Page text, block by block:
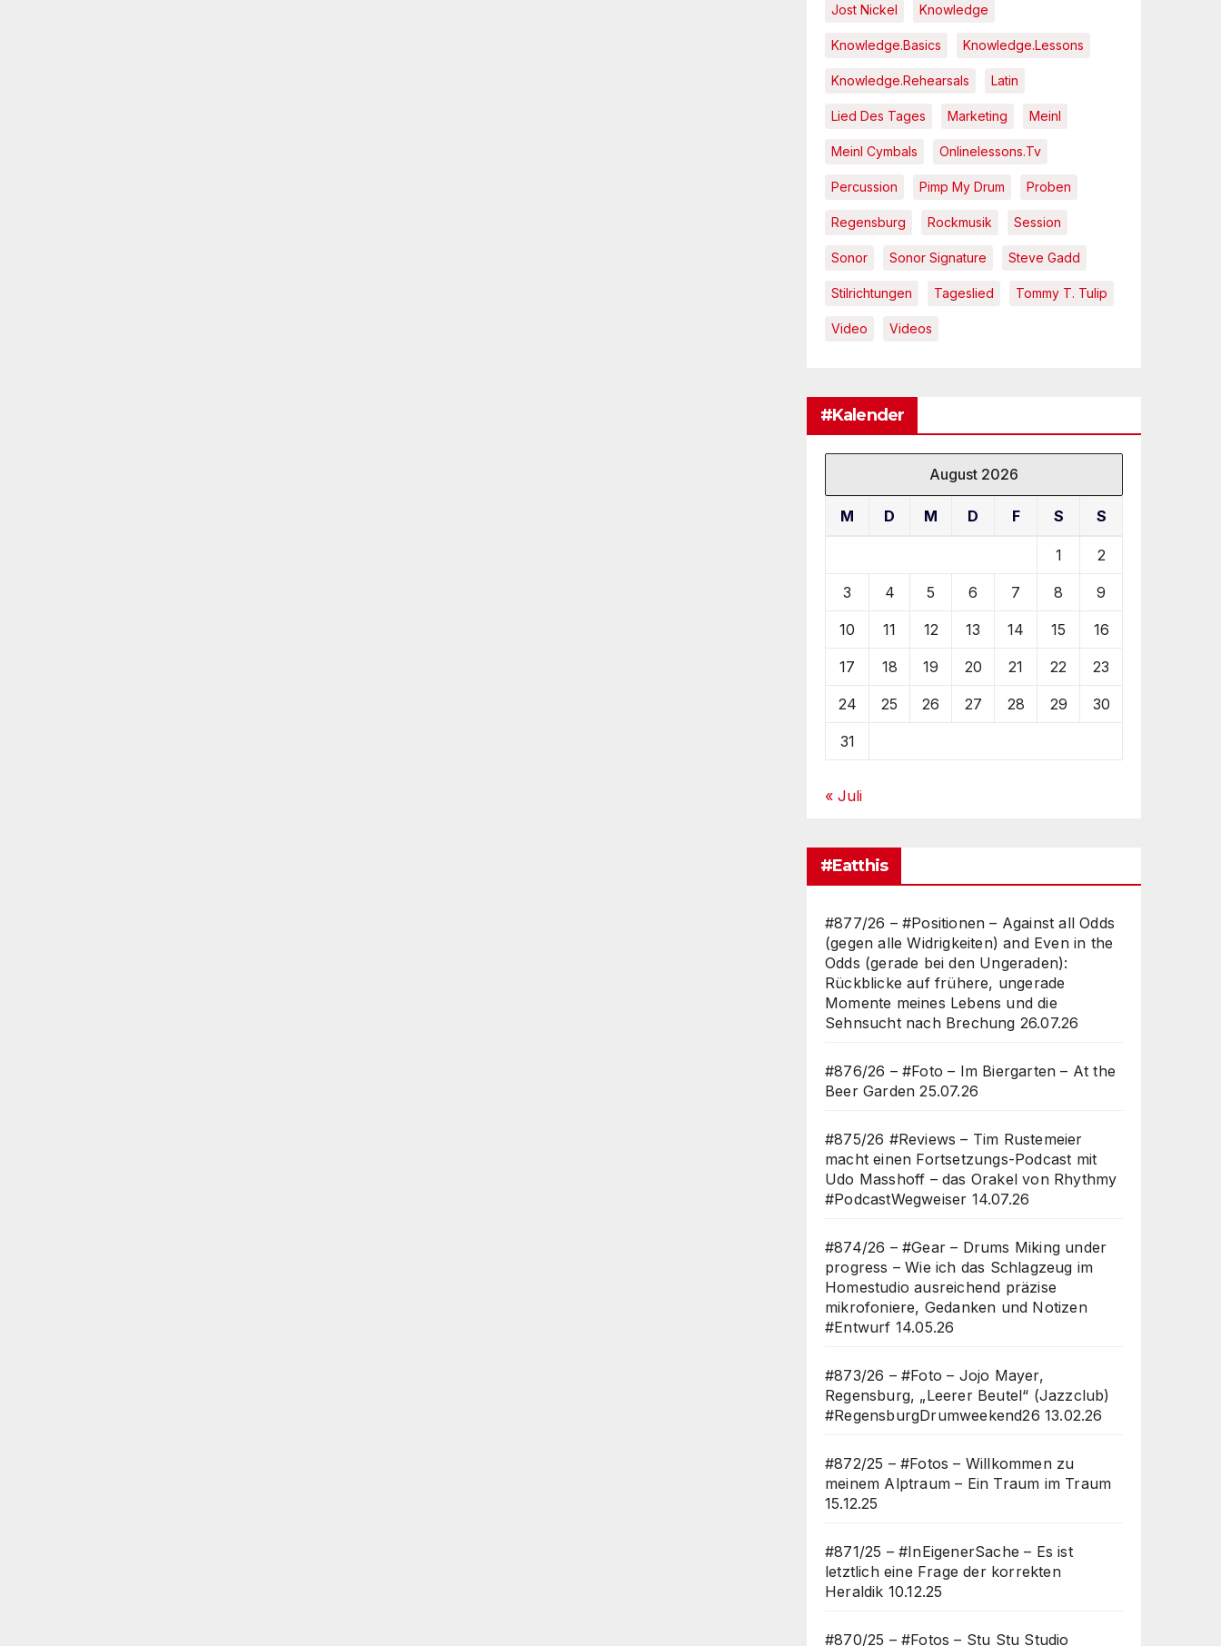
Jost Nickel Knowledge
Knowledge.Basics Knowledge.Lessons
Knowledge.Rehearsals Latin
Lied Des Tages Marketing Meinl
Meinl Cymbals Onlinelessons.tv
Percussion Pimp My Drum Proben
Regensburg Rockmusik Session
Sonor Sonor Signature Steve Gadd
Stilrichtungen Tageslied Tommy T. Tulip
Video Videos
#Kalender
August 2026
M D M D F S S
1 2
3 4 5 6 7 8 9
10 11 12 13 14 15 16
17 18 19 20 21 22 23
24 25 26 27 28 29 30
31
« Juli
#Eatthis
#877/26 – #Positionen – Against all Odds
(gegen alle Widrigkeiten) and Even in the
Odds (gerade bei den Ungeraden):
Rückblicke auf frühere, ungerade
Momente meines Lebens und die
Sehnsucht nach Brechung 26.07.26
#876/26 – #Foto – Im Biergarten – At the
Beer Garden 25.07.26
#875/26 #Reviews – Tim Rustemeier
macht einen Fortsetzungs-Podcast mit
Udo Masshoff – das Orakel von Rhythmy
#PodcastWegweiser 14.07.26
#874/26 – #Gear – Drums Miking under
progress – Wie ich das Schlagzeug im
Homestudio ausreichend präzise
mikrofoniere, Gedanken und Notizen
#Entwurf 14.05.26
#873/26 – #Foto – Jojo Mayer,
Regensburg, „Leerer Beutel“ (Jazzclub)
#RegensburgDrumweekend26 13.02.26
#872/25 – #Fotos – Willkommen zu
meinem Alptraum – Ein Traum im Traum
15.12.25
#871/25 – #InEigenerSache – Es ist
letztlich eine Frage der korrekten
Heraldik 10.12.25
#870/25 – #Fotos – Stu Stu Studio